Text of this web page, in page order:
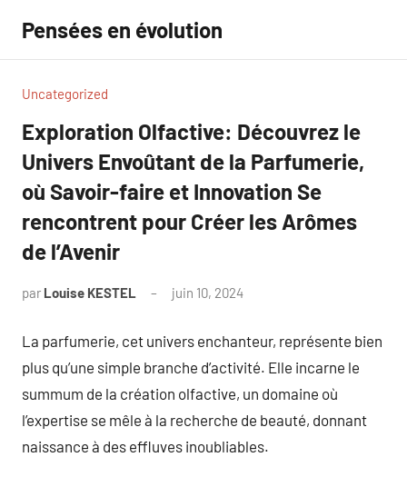
contenu
Pensées en évolution
Uncategorized
Exploration Olfactive: Découvrez le
Univers Envoûtant de la Parfumerie,
où Savoir-faire et Innovation Se
rencontrent pour Créer les Arômes
de l’Avenir
par Louise KESTEL juin 10, 2024
La parfumerie, cet univers enchanteur, représente bien
plus qu’une simple branche d’activité. Elle incarne le
summum de la création olfactive, un domaine où
l’expertise se mêle à la recherche de beauté, donnant
naissance à des effluves inoubliables.